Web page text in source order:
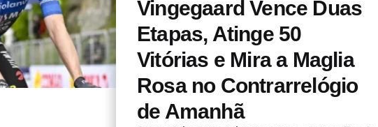
Vingegaard Vence Duas
Etapas, Atinge 50
Vitórias e Mira a Maglia
Rosa no Contrarrelógio
de Amanhã